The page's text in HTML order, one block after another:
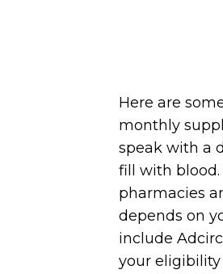
Here are
monthly
speak with a
fill with blood.
pharmacies
depends on
include
your eligibility